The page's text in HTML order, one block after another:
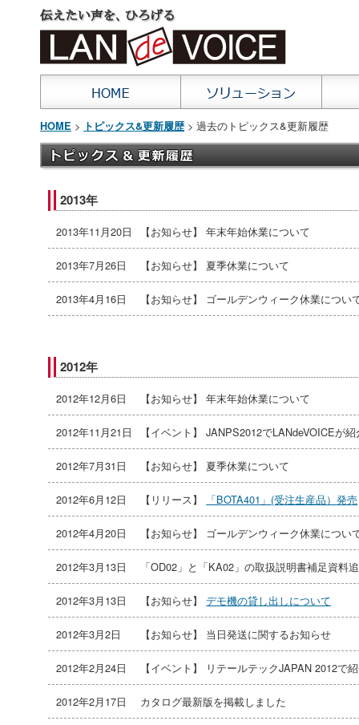
HOME > トピックス&更新履歴 > 過去のトピックス&更新履歴
2013年
2013年11月20日 【お知らせ】 年末年始休業について
2013年7月26日 【お知らせ】 夏季休業について
2013年4月16日 【お知らせ】 ゴールデンウィーク休業につい
2012年
2012年12月6日 【お知らせ】 年末年始休業について
2012年11月21日 【イベント】 JANPS2012でLANdeVOICEが
2012年7月31日 【お知らせ】 夏季休業について
2012年6月12日 【リリース】 「BOTA401」(受注生産品）発売
2012年4月20日 【お知らせ】 ゴールデンウィーク休業につい
2012年3月13日 「OD02」と「KA02」の取扱説明書補足資料
2012年3月13日 【お知らせ】デモ機の貸し出しについて
2012年3月2日 【お知らせ】 当日発送に関するお知らせ
2012年2月24日 【イベント】 リテールテックJAPAN 2012で
2012年2月17日 カタログ最新版を掲載しました